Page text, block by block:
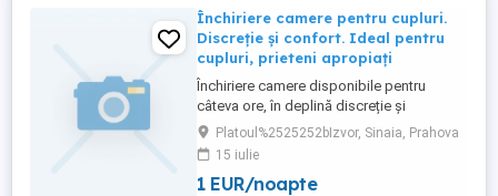
Închiriere camere pentru cupluri.
Discreție și confort. Ideal pentru
cupluri, prieteni apropiați
Închiriere camere disponibile pentru
câteva ore, în deplină discreție și
confortabile. Ideal pentru cupluri, prieteni
apropiați sau întâlniri romantice.
Pensiunea noastră pune la dispoziție
camere primitoare, curate și complet
Platoul%2525252bIzvor, Sinaia, Prahova
15 iulie
1 EUR/noapte